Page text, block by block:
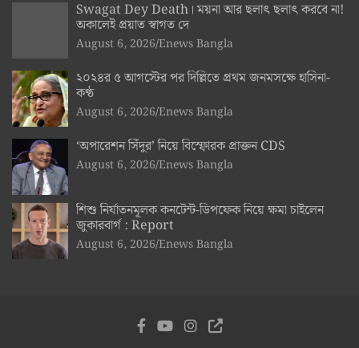
Swagat Dey Death। ময়না আর ছলাৎ ছলাৎ করবে না!
অকালেই প্রয়াত স্বাগত দে
August 6, 2026 Enews Bangla
২০২৪র ৫ আগস্টের পর দিল্লিতে প্রথম জনমসক্ষে হাসিনা-
কণ্ঠ
August 6, 2026 Enews Bangla
‘অপারেশন সিঁদুর’ নিয়ে বিস্ফোরক প্রাক্তন CDS
August 6, 2026 Enews Bangla
শিশু নির্যাতনমূলক কনটেন্ট-ডিপফেক নিয়ে ক্ষমা চাইলেন
জুকারবার্গ : Report
August 6, 2026 Enews Bangla